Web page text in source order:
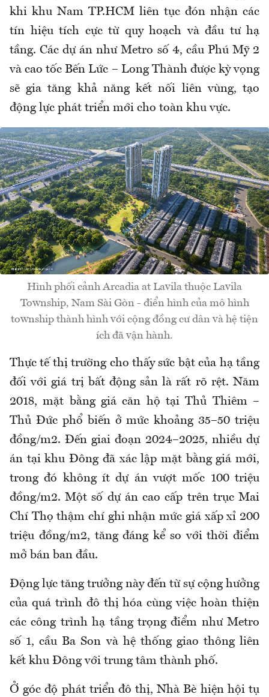
khi khu Nam TP.HCM liên tục đón nhận các
tín hiệu tích cực từ quy hoạch và đầu tư hạ
tầng. Các dự án như Metro số 4, cầu Phú Mỹ 2
và cao tốc Bến Lức – Long Thành được kỳ vọng
sẽ gia tăng khả năng kết nối liên vùng, tạo
động lực phát triển mới cho toàn khu vực.
Hình phối cảnh Arcadia at Lavila thuộc Lavila
Township, Nam Sài Gòn - điển hình của mô hình
township thành hình với cộng đồng cư dân và hệ tiện
ích đã vận hành.
Thực tế thị trường cho thấy sức bật của hạ tầng
đối với giá trị bất động sản là rất rõ rệt. Năm
2018, mặt bằng giá căn hộ tại Thủ Thiêm –
Thủ Đức phổ biến ở mức khoảng 35–50 triệu
đồng/m2. Đến giai đoạn 2024–2025, nhiều dự
án tại khu Đông đã xác lập mặt bằng giá mới,
trong đó không ít dự án vượt mốc 100 triệu
đồng/m2. Một số dự án cao cấp trên trục Mai
Chí Thọ thậm chí ghi nhận mức giá xấp xỉ 200
triệu đồng/m2, tăng đáng kể so với thời điểm
mở bán ban đầu.
Động lực tăng trưởng này đến từ sự cộng hưởng
của quá trình đô thị hóa cùng việc hoàn thiện
các công trình hạ tầng trọng điểm như Metro
số 1, cầu Ba Son và hệ thống giao thông liên
kết khu Đông với trung tâm thành phố.
Ở góc độ phát triển đô thị, Nhà Bè hiện hội tụ